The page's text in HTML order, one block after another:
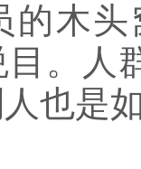
的木
。人
也是